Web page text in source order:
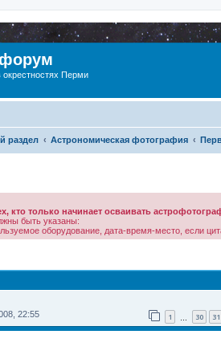
Перми
раздел Астрономическая фотография
кто только начинает осваивать
быть указаны:
оборудование, дата-время-место, если
22:55 1 30 31